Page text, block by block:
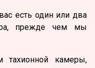
есть один или два
прежде чем мы
тахионной камеры,